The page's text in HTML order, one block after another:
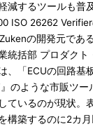
減するツールも普
ISO 26262
の開発元であ
統括部 プロダクト
、「ECUの回路基
のような市販ツー
ているのが現状。
構築するのに2カ